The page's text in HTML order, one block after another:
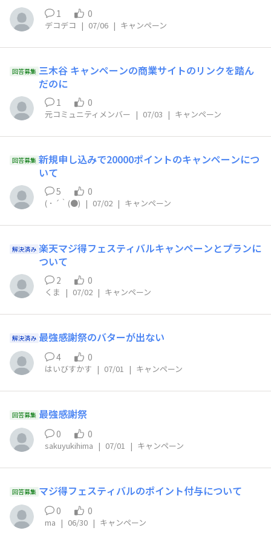
1 0
デコデコ | 07/06 | キャンペーン
回答募集 三木谷 キャンペーンの商業サイトのリンクを踏ん
だのに
1 0
元コミュニティメンバー | 07/03 | キャンペーン
回答募集 新規申し込みで20000ポイントのキャンペーンにつ
いて
5 0
( ･ ´｀(●) | 07/02 | キャンペーン
解決済み 楽天マジ得フェスティバルキャンペーンとプランに
ついて
2 0
くま | 07/02 | キャンペーン
解決済み 最強感謝祭のバターが出ない
4 0
はいびすかす | 07/01 | キャンペーン
回答募集 最強感謝祭
0 0
sakuyukihima | 07/01 | キャンペーン
回答募集 マジ得フェスティバルのポイント付与について
0 0
ma | 06/30 | キャンペーン